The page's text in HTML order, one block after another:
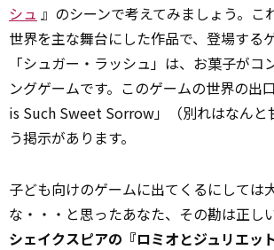
シュ 』のシーンで考えてみましょう。こ
世界を主な舞台にした作品で、登場する
「シュガー・ラッシュ」は、お菓子がコ
ングゲームです。このゲームの世界の出
is Such Sweet Sorrow」（別れはなんと
う掲示があります。
子ども向けのゲームに出てくるにしては
な・・・と思ったあなた、その勘は正し
シェイクスピアの『ロミオとジュリエッ